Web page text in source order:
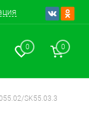
0 0
SK55.03.3